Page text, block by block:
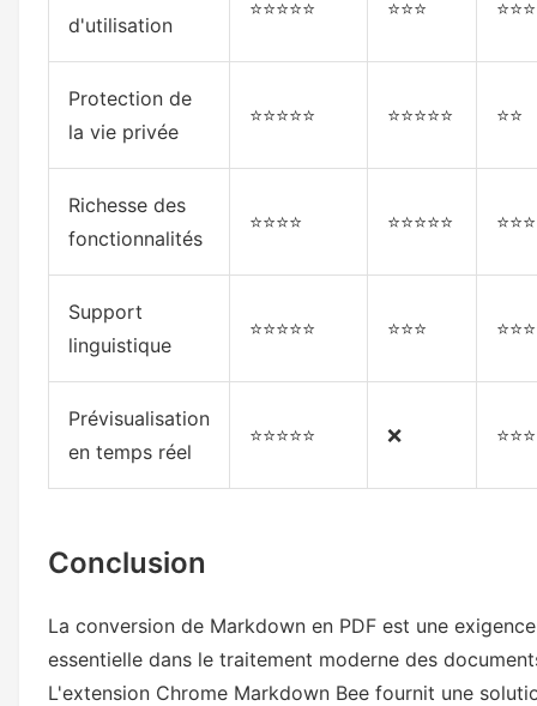
d'utilisation
⭐⭐⭐⭐⭐ ⭐⭐⭐
Protection de
la vie privée
⭐⭐⭐⭐⭐ ⭐⭐⭐⭐⭐ ⭐⭐
Richesse des
fonctionnalités
⭐⭐⭐⭐ ⭐⭐⭐⭐⭐ ⭐⭐⭐
Support
linguistique
⭐⭐⭐⭐⭐ ⭐⭐⭐
Prévisualisation
en temps réel
⭐⭐⭐⭐⭐ ❌ ⭐⭐⭐
Conclusion
La conversion de Markdown en PDF est une exigence
essentielle dans le traitement moderne des
L'extension Chrome Markdown Bee fournit une